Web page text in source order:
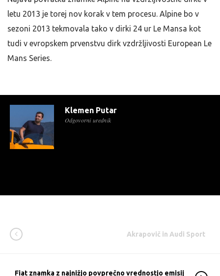
letu 2013 je torej nov korak v tem procesu. Alpine bo v
sezoni 2013 tekmovala tako v dirki 24 ur Le Mansa kot
tudi v evropskem prvenstvu dirk vzdržljivosti European Le
Mans Series.
Klemen Putar
Odgovorni urednik
Akrapovič in Audi Sport
Fiat znamka z najnižjo povprečno vrednostjo emisij